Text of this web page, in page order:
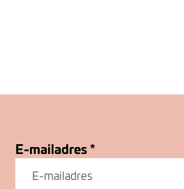
E-mailadres*